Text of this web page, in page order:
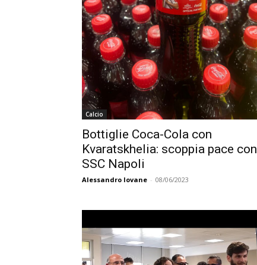
Calcio
Bottiglie Coca-Cola con
Kvaratskhelia: scoppia pace con
SSC Napoli
Alessandro Iovane - 08/06/2023